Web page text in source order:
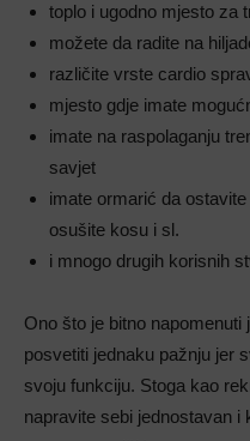
toplo i ugodno mjesto za
možete da radite na
različite vrste cardio
mjesto gdje imate
imate na raspolaganju
savjet
imate ormarić da
osušite kosu i sl.
i mnogo drugih korisnih
Ono što je bitno
posvetiti jednaku pažnju jer
svoju funkciju. Stoga kao
napravite sebi jednostavan i